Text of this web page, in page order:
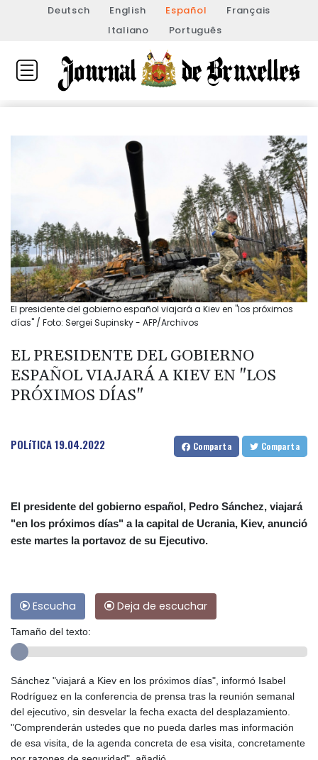
Deutsch English Español
Français
Italiano
Português
El presidente del gobierno español viajará a Kiev en "los próximos
días" / Foto: Sergei Supinsky - AFP/Archivos
EL PRESIDENTE DEL GOBIERNO
ESPAÑOL VIAJARÁ A KIEV EN "LOS
PRÓXIMOS DÍAS"
POLíTICA19.04.2022 Comparta Comparta
El presidente del gobierno español, Pedro Sánchez, viajará
"en los próximos días" a la capital de Ucrania, Kiev, anunció
este martes la portavoz de su Ejecutivo.
Escucha Deja de escuchar
Tamaño del texto:
Sánchez "viajará a Kiev en los próximos días", informó Isabel
Rodríguez en la conferencia de prensa tras la reunión semanal
del ejecutivo, sin desvelar la fecha exacta del desplazamiento.
"Comprenderán ustedes que no pueda darles mas información
de esa visita, de la agenda concreta de esa visita, concretamente